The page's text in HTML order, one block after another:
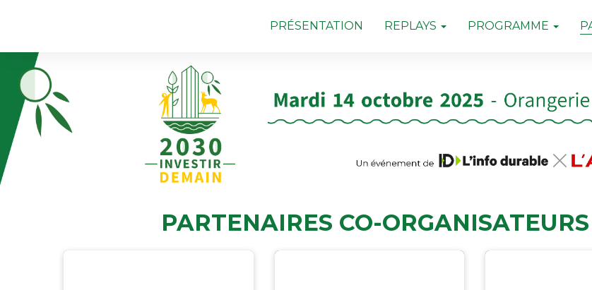
PRÉSENTATION REPLAYS PROGRAMME
PARTENAIRES CO-